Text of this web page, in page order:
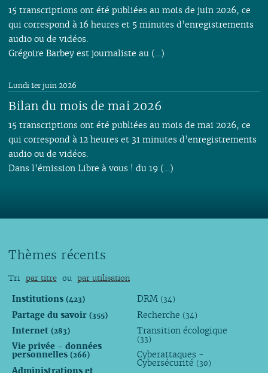
15 transcriptions ont été publiées au mois de juin 2026, ce
qui correspond à 16 heures et 5 minutes d’enregistrements
audio ou de vidéos.
Grégoire Barbey est journaliste au (…)
Bilan du mois de mai 2026
Lundi 1er juin 2026
15 transcriptions ont été publiées au mois de mai 2026, ce
qui correspond à 12 heures et 31 minutes d’enregistrements
audio ou de vidéos.
Dans l’émission Libre à vous ! du 19 (…)
Thèmes récents
Tri par titre ou par utilisation
Institutions (423)
Partage du savoir (355)
Internet (283)
Vie privée - données
personnelles (266)
Administrations et
DRM (34)
Recherche (34)
Transition écologique
(33)
Cyberattaques -
Cybersécurité (30)